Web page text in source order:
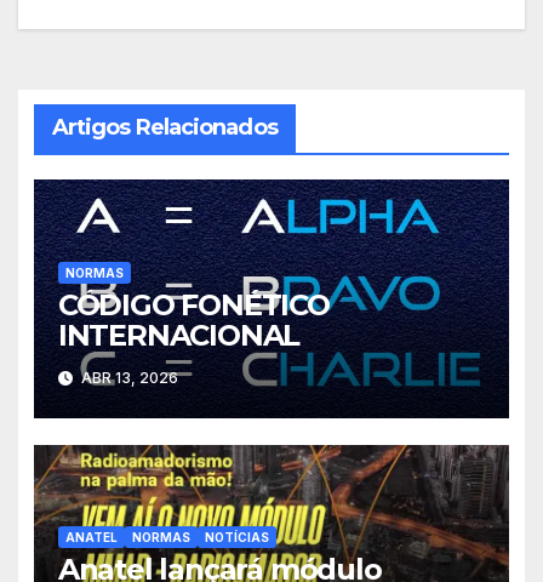
de
Artigos Relacionados
NORMAS
CÓDIGO FONÉTICO
INTERNACIONAL
ABR 13, 2026
ANATEL NORMAS NOTÍCIAS
Anatel lançará módulo